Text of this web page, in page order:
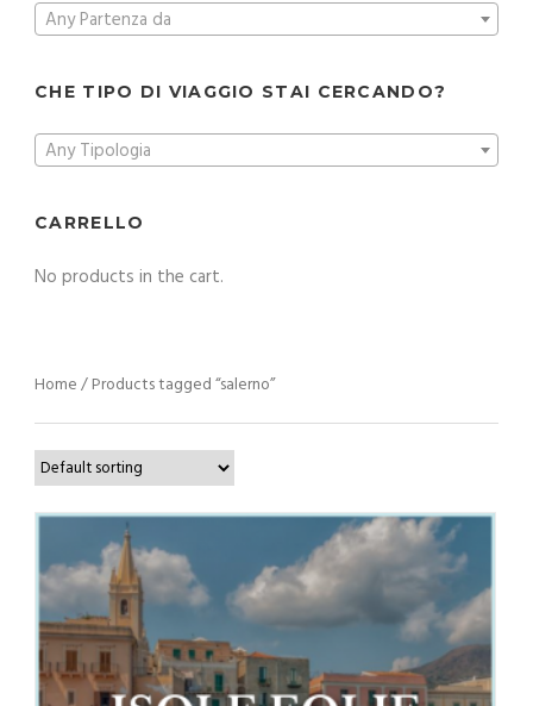
Any Partenza da
CHE TIPO DI VIAGGIO STAI CERCANDO?
Any Tipologia
CARRELLO
No products in the cart.
Home/ Products tagged “salerno”